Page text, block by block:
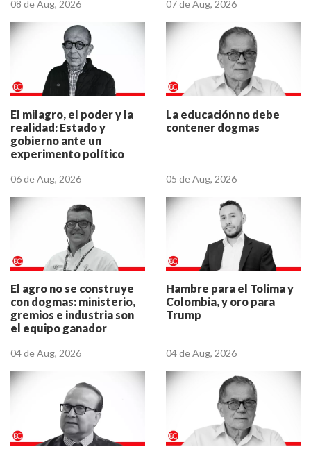
08 de Aug, 2026 07 de Aug, 2026
El milagro, el poder y la
realidad: Estado y
gobierno ante un
experimento político
06 de Aug, 2026
La educación no debe
contener dogmas
05 de Aug, 2026
El agro no se construye
con dogmas: ministerio,
gremios e industria son
el equipo ganador
04 de Aug, 2026
Hambre para el Tolima y
Colombia, y oro para
Trump
04 de Aug, 2026